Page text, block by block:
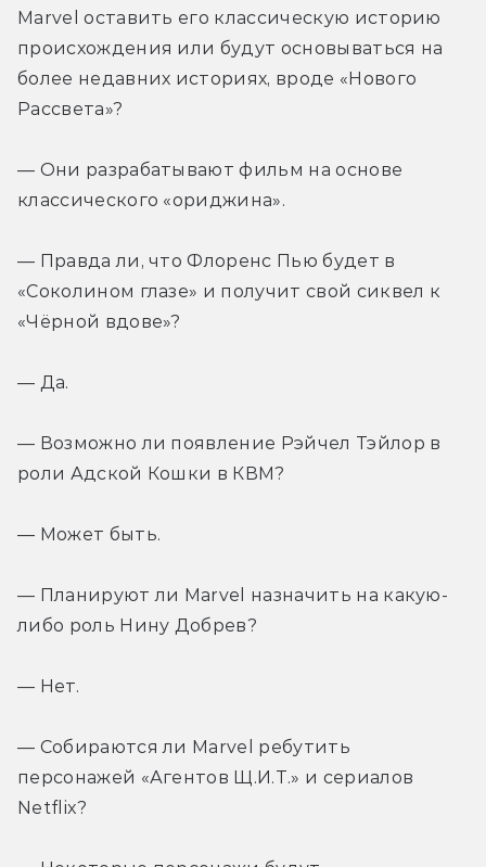
Marvel оставить его классическую историю
происхождения или будут основываться на
более недавних историях, вроде «Нового
Рассвета»?
— Они разрабатывают фильм на основе
классического «ориджина».
— Правда ли, что Флоренс Пью будет в
«Соколином глазе» и получит свой сиквел к
«Чёрной вдове»?
— Да.
— Возможно ли появление Рэйчел Тэйлор в
роли Адской Кошки в КВМ?
— Может быть.
— Планируют ли Marvel назначить на какую-
либо роль Нину Добрев?
— Нет.
— Собираются ли Marvel ребутить
персонажей «Агентов Щ.И.Т.» и сериалов
Netflix?